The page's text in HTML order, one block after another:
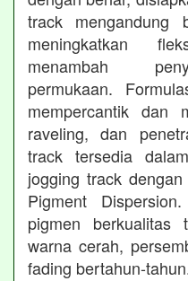
track mengandung
meningkatkan
menambah
permukaan.
mempercantik dan
raveling, dan
track tersedia
jogging track
Pigment
pigmen berkualitas
warna cerah,
fading bertahun-